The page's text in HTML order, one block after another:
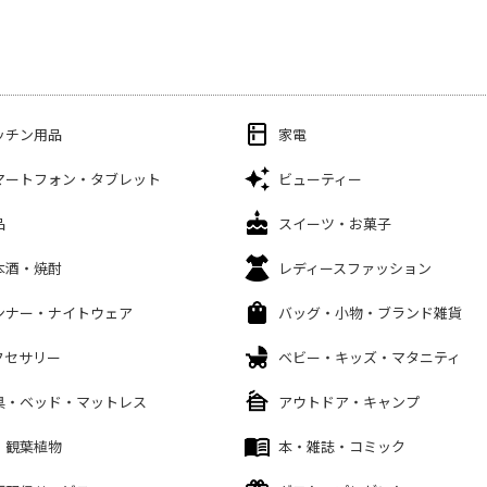
チン用品 家電
ートフォン・タブレット ビューティー
スイーツ・お菓子
酒・焼酎 レディースファッション
ナー・ナイトウェア バッグ・小物・ブランド雑貨
セサリー ベビー・キッズ・マタニティ
・ベッド・マットレス アウトドア・キャンプ
観葉植物 本・雑誌・コミック